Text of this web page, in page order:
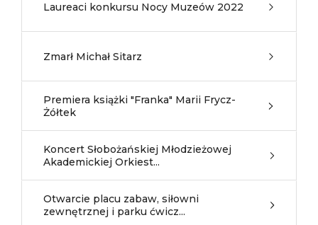
Laureaci konkursu Nocy Muzeów 2022
Zmarł Michał Sitarz
Premiera książki "Franka" Marii Frycz-
Żółtek
Koncert Słobożańskiej Młodzieżowej
Akademickiej Orkiest...
Otwarcie placu zabaw, siłowni
zewnętrznej i parku ćwicz...